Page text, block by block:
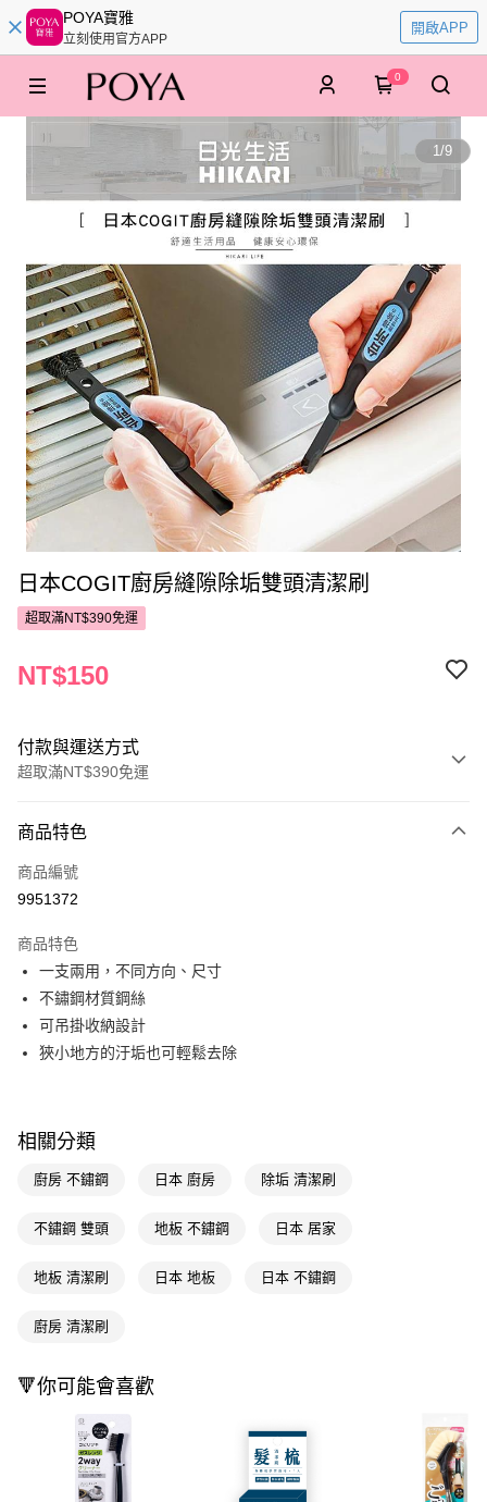
POYA寶雅
立刻使用官方APP
開啟APP
0
1/9
日本COGIT廚房縫隙除垢雙頭清潔刷
超取滿NT$390免運
NT$150
付款與運送方式
超取滿NT$390免運
POYA支付
信用卡一次付款
LINE Pay
Apple Pay
街口支付
【關於「AFTEE先享後付」】
AFTEE先享後付是「在收到商品之後才付款」的支付方式。 讓您購物簡單
１．簡單：不需註冊會員、不需綁卡、不需儲值。
３．安心：先確認商品／服務後，再付款。
１．於結帳方式選擇「AFTEE先享後付」後，將跳轉至「AFTEE先享後付」
結帳頁面，進行簡訊認證並確認金額後，即可完成結帳。
３．收到繳費通知簡訊後14天內，點擊此簡訊中的連結，可透過四大超商／
ATM／網路銀行／等多元方式進行付款，方視為交易完成。
※ 請注意：結帳手續完成當下不需立刻繳費，但若您需要取消訂單，請聯絡
購買商品的店家。未經商家同意取消之訂單仍視為有效，需透過AFTEE先享
即享券
運送方式
全家取貨付款
付款後全家取貨
每筆NT$65，滿NT$390(含以上)免運費
萊爾富取貨付款
每筆NT$65，滿NT$490(含以上)免運費
商品特色
商品編號
9951372
商品特色
一支兩用，不同方向、尺寸
不鏽鋼材質鋼絲
可吊掛收納設計
狹小地方的汙垢也可輕鬆去除
相關分類
廚房 不鏽鋼 日本 廚房 除垢 清潔刷
不鏽鋼 雙頭 地板 不鏽鋼 日本 居家
地板 清潔刷 日本 地板 日本 不鏽鋼
廚房 清潔刷
🔻你可能會喜歡